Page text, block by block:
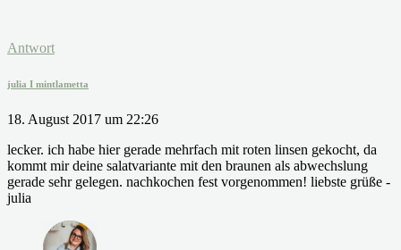
Antwort
julia I mintlametta
18. August 2017 um 22:26
lecker. ich habe hier gerade mehrfach mit roten linsen gekocht, da
kommt mir deine salatvariante mit den braunen als abwechslung
gerade sehr gelegen. nachkochen fest vorgenommen! liebste grüße -
julia